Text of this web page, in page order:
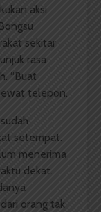
aksi
sekitar
rasa
“Buat
lewat telepon.
setempat.
menerima
dekat.
orang tak